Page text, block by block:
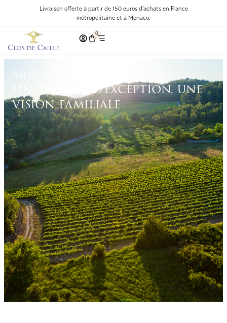
Livraison offerte à partir de 150 euros d’achats en France
métropolitaine et à Monaco.
0
Art de vivre, Clos de Caille
Un terroir d’exception, une
vision familiale